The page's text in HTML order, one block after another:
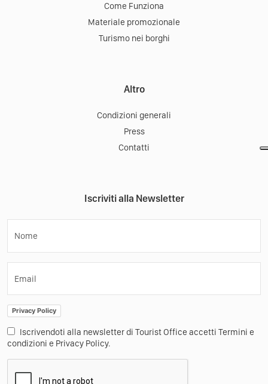
Come Funziona
Materiale promozionale
Turismo nei borghi
Altro
Condizioni generali
Press
Contatti
Iscriviti alla Newsletter
Nome
Email
Privacy Policy
Iscrivendoti alla newsletter di Tourist Office accetti Termini e
condizioni e Privacy Policy.